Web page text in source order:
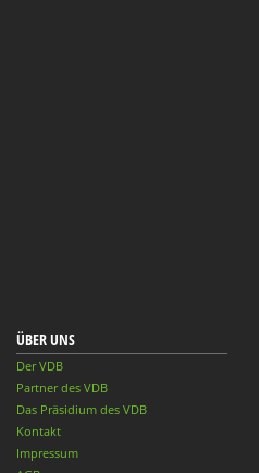
ÜBER UNS
Der VDB
Partner des VDB
Das Präsidium des VDB
Kontakt
Impressum